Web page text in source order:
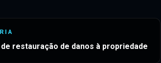
restauração de danos à propriedade